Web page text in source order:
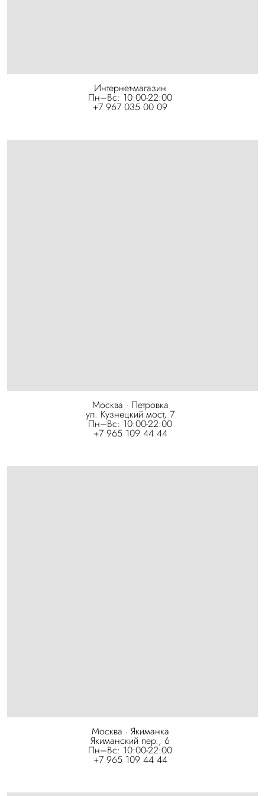
Интернет-магазин
Пн–Вс: 10:00-22:00
+7 967 035 00 09
Москва · Петровка
ул. Кузнецкий мост, 7
Пн–Вс: 10:00-22:00
+7 965 109 44 44
Москва · Якиманка
Якиманский пер., 6
Пн–Вс: 10:00-22:00
+7 965 109 44 44